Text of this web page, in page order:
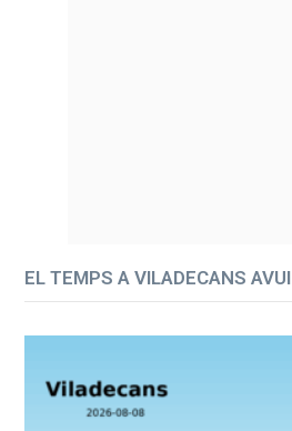
EL TEMPS A VILADECANS AVUI